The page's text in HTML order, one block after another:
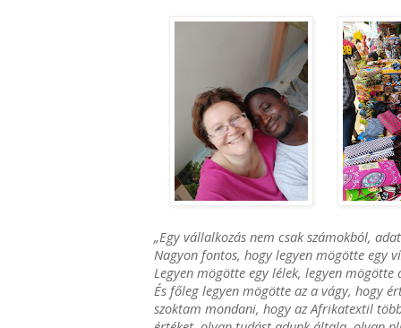
„Egy vállalkozás nem csak számokból,
Nagyon fontos, hogy legyen mögötte egy
Legyen mögötte egy lélek, legyen
És főleg legyen mögötte az a vágy, hogy
szoktam mondani, hogy az Afrikatextil